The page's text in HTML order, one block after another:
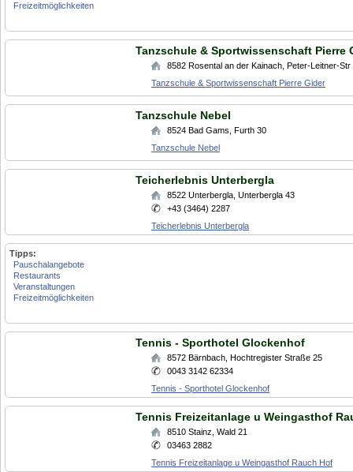
Freizeitmöglichkeiten
Tanzschule & Sportwissenschaft Pierre
8582 Rosental an der Kainach Peter-Leitner-Str
Tanzschule & Sportwissenschaft Pierre Gider
Tanzschule Nebel
8524 Bad Gams Furth 30
Tanzschule Nebel
Teicherlebnis Unterbergla
8522 Unterbergla Unterbergla 43
+43 (3464) 2287
Teicherlebnis Unterbergla
Tipps:
Pauschalangebote
Restaurants
Veranstaltungen
Freizeitmöglichkeiten
Tennis - Sporthotel Glockenhof
8572 Bärnbach Hochtregister Straße 25
0043 3142 62334
Tennis - Sporthotel Glockenhof
Tennis Freizeitanlage u Weingasthof
8510 Stainz Wald 21
03463 2882
Tennis Freizeitanlage u Weingasthof Rauch Hof